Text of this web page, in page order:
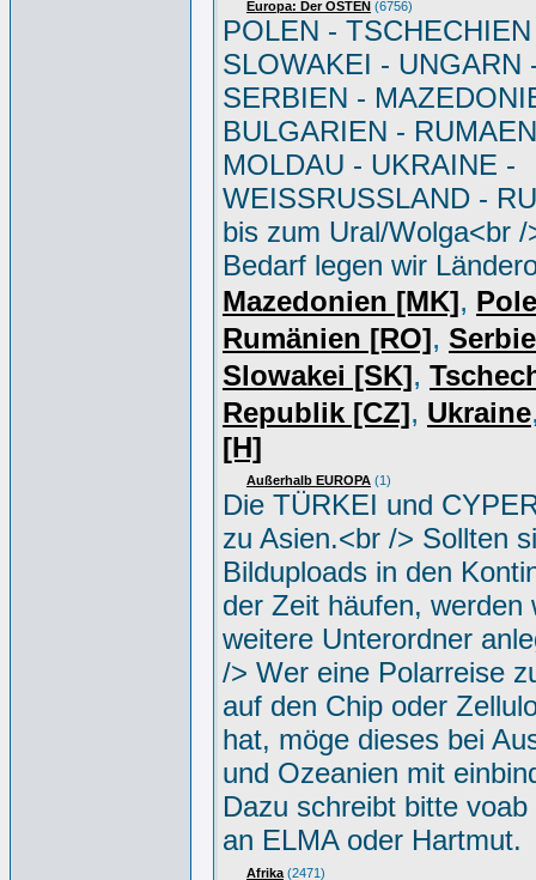
Europa: Der OSTEN (6756)
POLEN -
SLOWAKEI - UNGARN
SERBIEN -
BULGARIEN -
MOLDAU - UKRAINE -
WEISSRUSSLAND -
bis zum Ural/Wolga<br /
Bedarf legen wir
Mazedonien [MK],
Rumänien [RO],
Slowakei [SK],
Republik [CZ], Ukraine
[H]
Außerhalb EUROPA (1)
Die TÜRKEI und
zu Asien.<br /> Sollten
Bilduploads in den
der Zeit häufen, werden
weitere Unterordner
/> Wer eine Polarreise
auf den Chip oder
hat, möge dieses bei
und Ozeanien mit
Dazu schreibt bitte
an ELMA oder Hartmut.
Afrika (2471)